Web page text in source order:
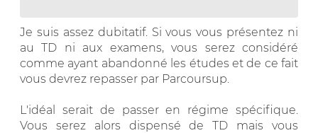
Je suis assez dubitatif. Si vous vous présentez ni
au TD ni aux examens, vous serez considéré
comme ayant abandonné les études et de ce fait
vous devrez repasser par Parcoursup.
L'idéal serait de passer en régime spécifique.
Vous serez alors dispensé de TD mais vous